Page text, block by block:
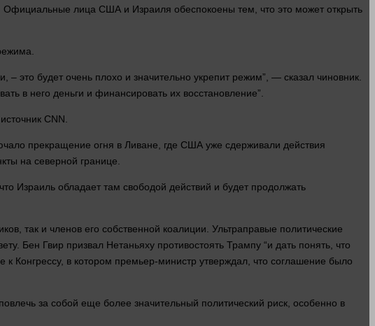
Официальные лица США и Израиля обеспокоены тем, что это может открыть
– это будет очень плохо и значительно укрепит режим”, — сказал чиновник.
в него деньги и финансировать их восстановление”.
источник CNN.
прекращение огня в Ливане, где США уже сдерживали действия
на северной границе.
Израиль обладает там свободой действий и будет продолжать
так и членов его собственной коалиции. Ультраправые политические
Бен Гвир призвал Нетаньяху противостоять Трампу “и дать понять , что
к Конгрессу, в котором премьер-министр утверждал, что соглашение было
за собой еще более значительный политический риск, особенно в